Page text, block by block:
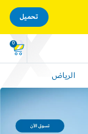
0
الرياض
تحميل